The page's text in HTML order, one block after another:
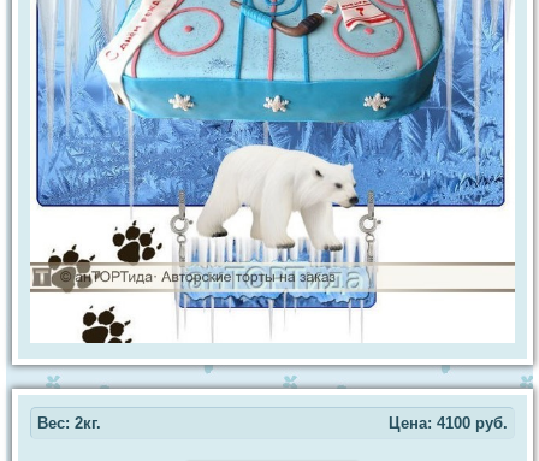
Вес: 2кг. Цена: 4100 руб.